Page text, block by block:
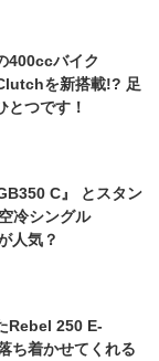
400ccバイク
を新搭載!? 足
とつです！
C』 とスタン
冷シングル
人気？
Rebel 250 E-
ち着かせてくれる